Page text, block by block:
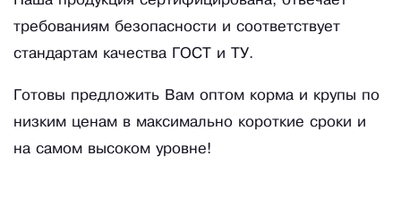
требованиям безопасности и соответствует
стандартам качества ГОСТ и ТУ.
Готовы предложить Вам оптом корма и крупы по
низким ценам в максимально короткие сроки и
на самом высоком уровне!